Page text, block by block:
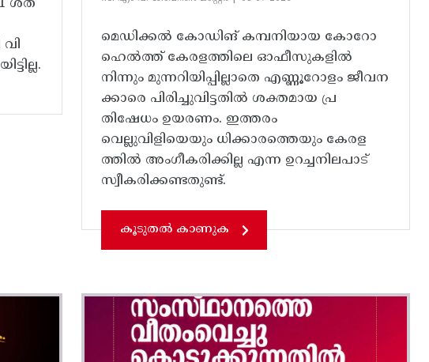
ശത
മെഡിക്കൽ കോഡിങ് കമ്പനിയായ കോറോ
ഹെൽത്ത് കേരളത്തിലെ ഓഫീസുകളിൽ
നിന്നും മുന്നറിയിപ്പില്ലാതെ എണ്ണൂറോളം ജീവന
ക്കാരെ പിരിച്ചുവിട്ടതിൽ‌ ശക്തമായ പ്ര
തിഷേധം ഉയരണം. ഇത്തരം
വെല്ലുവിളിയെയും ധിക്കാരത്തെയും കേരള
ത്തിൽ അം​ഗീകരിക്കില്ല എന്ന ഉറച്ചനിലപാട്
സ്വീകരിക്കണ്ടതുണ്ട്.
കൂടുതൽ കാണുക